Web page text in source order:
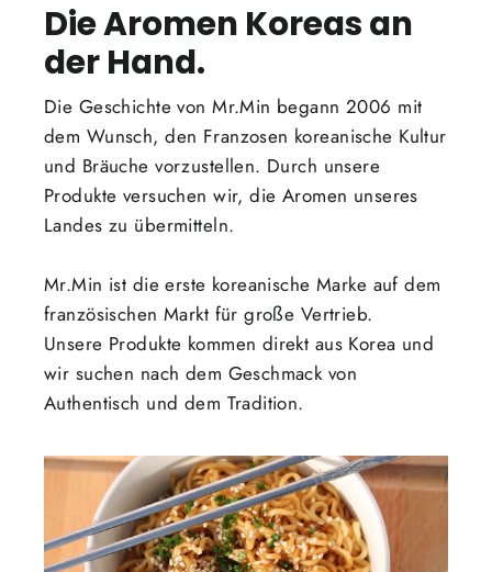
Die Aromen Koreas an
der Hand.
Die Geschichte von Mr.Min begann 2006 mit
dem Wunsch, den Franzosen koreanische Kultur
und Bräuche vorzustellen. Durch unsere
Produkte versuchen wir, die Aromen unseres
Landes zu übermitteln.
Mr.Min ist die erste koreanische Marke auf dem
französischen Markt für große Vertrieb.
Unsere Produkte kommen direkt aus Korea und
wir suchen nach dem Geschmack von
Authentisch und dem Tradition.